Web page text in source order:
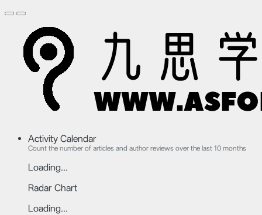
Activity Calendar
Count the number of articles and author reviews over the last 10 months
Loading...
Radar Chart
Loading...